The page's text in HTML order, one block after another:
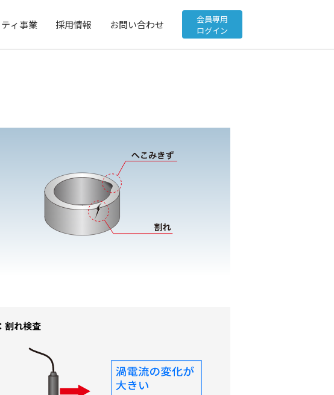
ィ事業 採用情報 お問い合わせ
会員専用
ログイン